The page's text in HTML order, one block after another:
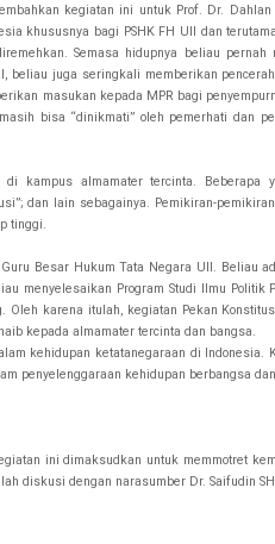
kegiatan ini untuk Prof. Dr.
khususnya bagi PSHK FH UII dan
Semasa hidupnya beliau
beliau juga seringkali memberikan
masukan kepada MPR bagi
bisa “dinikmati” oleh pemerhati dan
kampus almamater tercinta. Beberapa
dan lain sebagainya. Pemikiran-
tinggi.
Besar Hukum Tata Negara UII. Beliau
menyelesaikan Program Studi Ilmu Politik
karena itulah, kegiatan Pekan
kepada almamater tercinta dan bangsa.
kehidupan ketatanegaraan di Indonesia.
penyelenggaraan kehidupan berbangsa
ini dimaksudkan untuk memmotret
diskusi dengan narasumber Dr. Saifudin